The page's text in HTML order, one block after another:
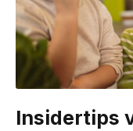
Insidertips